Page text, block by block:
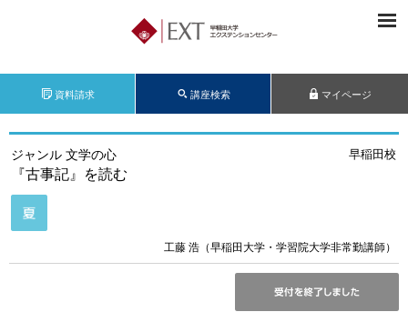
資料請求 講座検索 マイページ
ジャンル 文学の心 早稲田校
『古事記』を読む
工藤 浩（早稲田大学・学習院大学非常勤講師）